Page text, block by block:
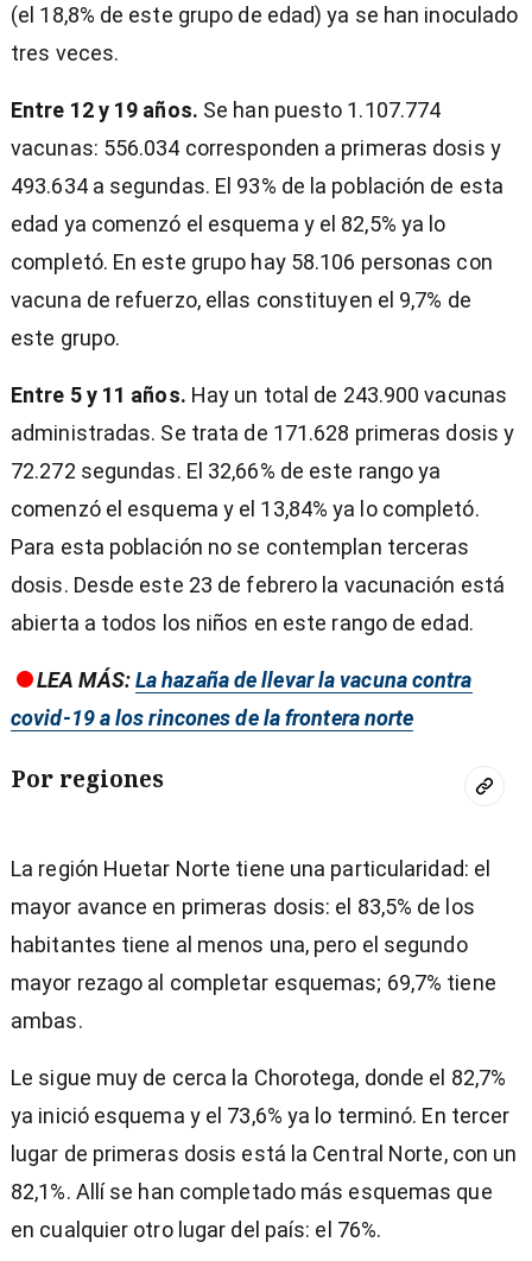
(el 18,8% de este grupo de edad) ya se han inoculado
tres veces.
Entre 12 y 19 años. Se han puesto 1.107.774
vacunas: 556.034 corresponden a primeras dosis y
493.634 a segundas. El 93% de la población de esta
edad ya comenzó el esquema y el 82,5% ya lo
completó. En este grupo hay 58.106 personas con
vacuna de refuerzo, ellas constituyen el 9,7% de
este grupo.
Entre 5 y 11 años. Hay un total de 243.900 vacunas
administradas. Se trata de 171.628 primeras dosis y
72.272 segundas. El 32,66% de este rango ya
comenzó el esquema y el 13,84% ya lo completó.
Para esta población no se contemplan terceras
dosis. Desde este 23 de febrero la vacunación está
abierta a todos los niños en este rango de edad.
LEA MÁS:La hazaña de llevar la vacuna contra
covid-19 a los rincones de la frontera norte
Por regiones
La región Huetar Norte tiene una particularidad: el
mayor avance en primeras dosis: el 83,5% de los
habitantes tiene al menos una, pero el segundo
mayor rezago al completar esquemas; 69,7% tiene
ambas.
Le sigue muy de cerca la Chorotega, donde el 82,7%
ya inició esquema y el 73,6% ya lo terminó. En tercer
lugar de primeras dosis está la Central Norte, con un
82,1%. Allí se han completado más esquemas que
en cualquier otro lugar del país: el 76%.